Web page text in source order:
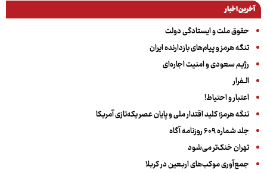
آخرین اخبار
حقوق ملت و ایستادگی دولت
تنگه هرمز و پیام‌های بازدارنده ایران
رژیم سعودی و امنیت اجاره‌ای
الــفرار
اعتبار و احتیاط!
تنگه هرمز؛ کلید اقتدار ملی و پایان عصر یکه‌تازی آمریکا
جلد شماره ۶۰۹ روزنامه آگاه
تهران خنک‌تر می‌شود
جمع‌آوری موکب‌های اربعین در کربلا